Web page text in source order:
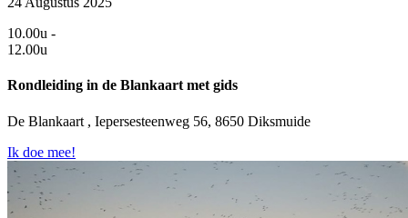
10.00u -
12.00u
Rondleiding in de Blankaart met gids
De Blankaart , Iepersesteenweg 56, 8650 Diksmuide
Ik doe mee!